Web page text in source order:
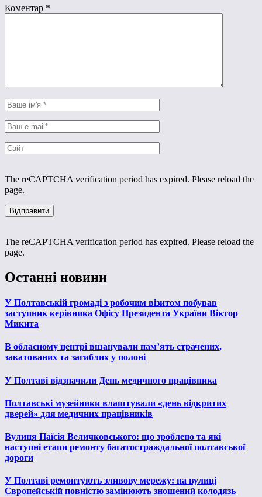
Коментар *
The reCAPTCHA verification period has expired. Please reload the
page.
The reCAPTCHA verification period has expired. Please reload the
page.
Останні новини
У Полтавській громаді з робочим візитом побував
заступник керівника Офісу Президента України Віктор
Микита
В обласному центрі вшанували пам’ять страчених,
закатованих та загиблих у полоні
У Полтаві відзначили День медичного працівника
Полтавські музейники влаштували «день відкритих
дверей» для медичних працівників
Вулиця Паїсія Величковського: що зроблено та які
наступні етапи ремонту багатостраждальної полтавської
дороги
У Полтаві ремонтують зливову мережу: на вулиці
Європейській повністю замінюють зношений колодязь